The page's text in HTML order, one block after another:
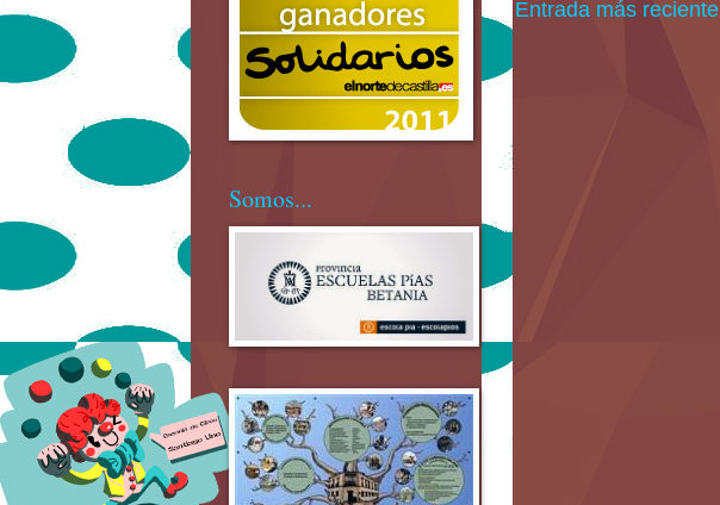
Entrada más reciente
Somos...